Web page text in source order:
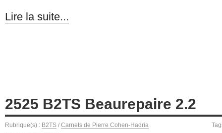
Lire la suite...
2525 B2TS Beaurepaire 2.2
Rubrique(s) : B2TS / Carnets de Pierre Cohen-Hadria